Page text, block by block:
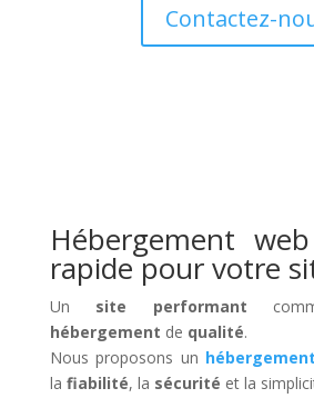
Contactez-
Hébergement
rapide pour votre
Un site performant
hébergement de qualité.
Nous proposons un
la fiabilité, la sécurité et la